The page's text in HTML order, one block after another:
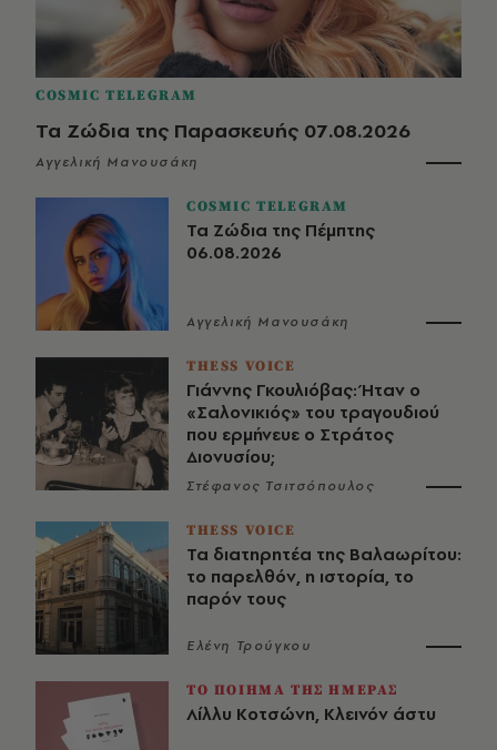
COSMIC TELEGRAM
Τα Ζώδια της Παρασκευής 07.08.2026
Αγγελική Μανουσάκη
COSMIC TELEGRAM
Τα Ζώδια της Πέμπτης
06.08.2026
Αγγελική Μανουσάκη
THESS VOICE
Γιάννης Γκουλιόβας: Ήταν ο
«Σαλονικιός» του τραγουδιού
που ερμήνευε ο Στράτος
Διονυσίου;
Στέφανος Τσιτσόπουλος
THESS VOICE
Τα διατηρητέα της Βαλαωρίτου:
το παρελθόν, η ιστορία, το
παρόν τους
Ελένη Τρούγκου
ΤΟ ΠΟΙΗΜΑ ΤΗΣ ΗΜΕΡΑΣ
Λίλλυ Κοτσώνη, Κλεινόν άστυ